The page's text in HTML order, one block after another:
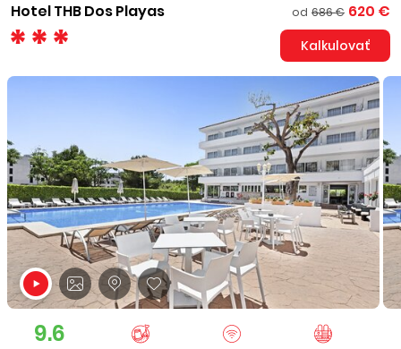
Hotel THB Dos Playas
od 686 € 620 €
Kalkulovať
9.6